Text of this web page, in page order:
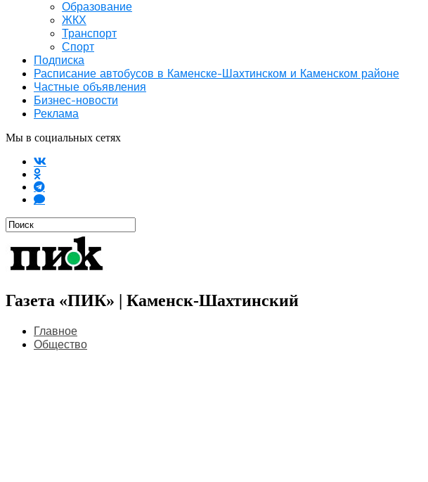
Образование
ЖКХ
Транспорт
Спорт
Подписка
Расписание автобусов в Каменске-Шахтинском и Каменском районе
Частные объявления
Бизнес-новости
Реклама
Мы в социальных сетях
Газета «ПИК» | Каменск-Шахтинский
Главное
Общество